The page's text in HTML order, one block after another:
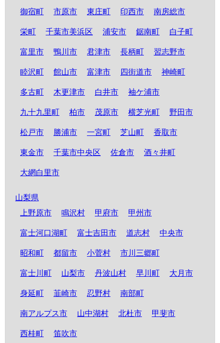
御宿町 市原市 東庄町 印西市 南房総市
栄町 千葉市美浜区 浦安市 鋸南町 白子町
富里市 鴨川市 君津市 長柄町 習志野市
睦沢町 館山市 富津市 四街道市 神崎町
多古町 木更津市 白井市 袖ケ浦市
九十九里町 柏市 茂原市 横芝光町 野田市
松戸市 勝浦市 一宮町 芝山町 香取市
東金市 千葉市中央区 佐倉市 酒々井町
大網白里市
山梨県
上野原市
鳴沢村 甲府市 甲州市
富士河口湖町 富士吉田市 道志村 中央市
昭和町 都留市 小菅村 市川三郷町
富士川町 山梨市 丹波山村 早川町 大月市
身延町 韮崎市 忍野村 南部町
南アルプス市 山中湖村 北杜市 甲斐市
西桂町 笛吹市